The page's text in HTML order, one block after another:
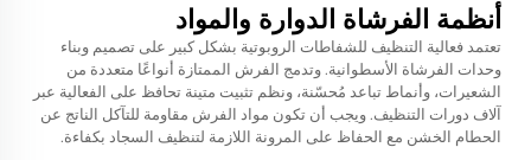
أنظمة الفرشاة الدوارة والمواد
تعتمد فعالية التنظيف للشفاطات الروبوتية بشكل كبير على تصميم وبناء
وحدات الفرشاة الأسطوانية. وتدمج الفرش الممتازة أنواعًا متعددة من
الشعيرات، وأنماط تباعد مُحسّنة، ونظم تثبيت متينة تحافظ على الفعالية عبر
آلاف دورات التنظيف. ويجب أن تكون مواد الفرش مقاومة للتآكل الناتج عن
الحطام الخشن مع الحفاظ على المرونة اللازمة لتنظيف السجاد بكفاءة.